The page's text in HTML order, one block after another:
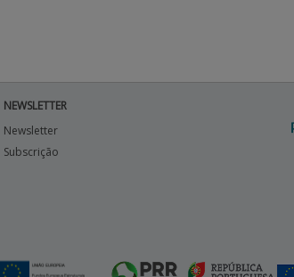
NEWSLETTER
Newsletter
Subscrição